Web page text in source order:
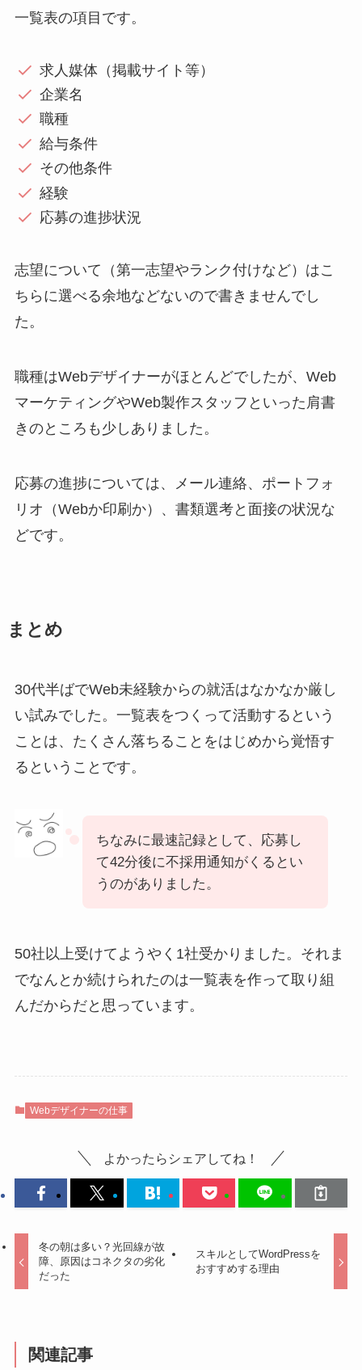
一覧表の項目です。
求人媒体（掲載サイト等）
企業名
職種
給与条件
その他条件
経験
応募の進捗状況
志望について（第一志望やランク付けなど）はこ
ちらに選べる余地などないので書きませんでし
た。
職種はWebデザイナーがほとんどでしたが、Web
マーケティングやWeb製作スタッフといった肩書
きのところも少しありました。
応募の進捗については、メール連絡、ポートフォ
リオ（Webか印刷か）、書類選考と面接の状況な
どです。
まとめ
30代半ばでWeb未経験からの就活はなかなか厳し
い試みでした。一覧表をつくって活動するという
ことは、たくさん落ちることをはじめから覚悟す
るということです。
ちなみに最速記録として、応募し
て42分後に不採用通知がくるとい
うのがありました。
50社以上受けてようやく1社受かりました。それま
でなんとか続けられたのは一覧表を作って取り組
んだからだと思っています。
Webデザイナーの仕事
よかったらシェアしてね！
冬の朝は多い？光回線が故
障、原因はコネクタの劣化
だった
スキルとしてWordPressを
おすすめする理由
関連記事